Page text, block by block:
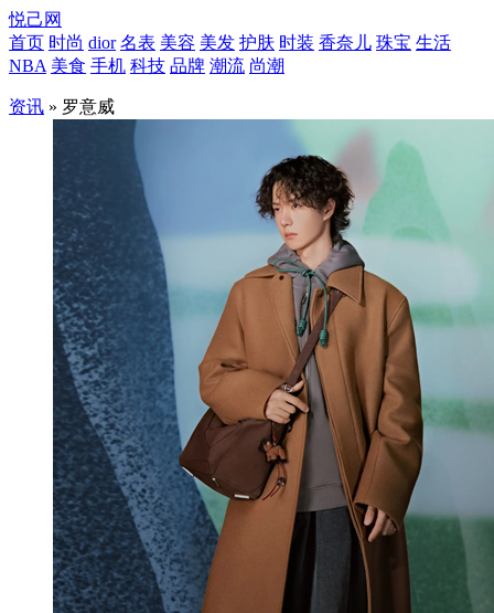
悦己网
首页 时尚 dior 名表 美容 美发 护肤 时装 香奈儿 珠宝 生活
NBA 美食 手机 科技 品牌 潮流 尚潮
资讯 » 罗意威